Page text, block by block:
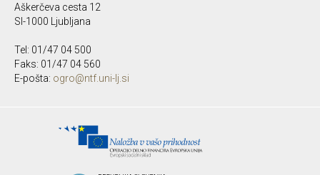
Aškerčeva cesta 12
SI-1000 Ljubljana
Tel: 01/47 04 500
Faks: 01/47 04 560
E-pošta: ogro@ntf.uni-lj.si